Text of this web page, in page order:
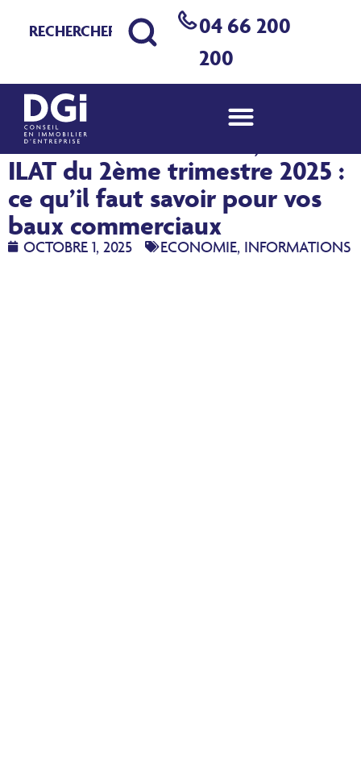
04 66 200
200
Nouveaux indices ICC, ILC et
ILAT du 2ème trimestre 2025 :
ce qu’il faut savoir pour vos
baux commerciaux
OCTOBRE 1, 2025 ECONOMIE, INFORMATIONS